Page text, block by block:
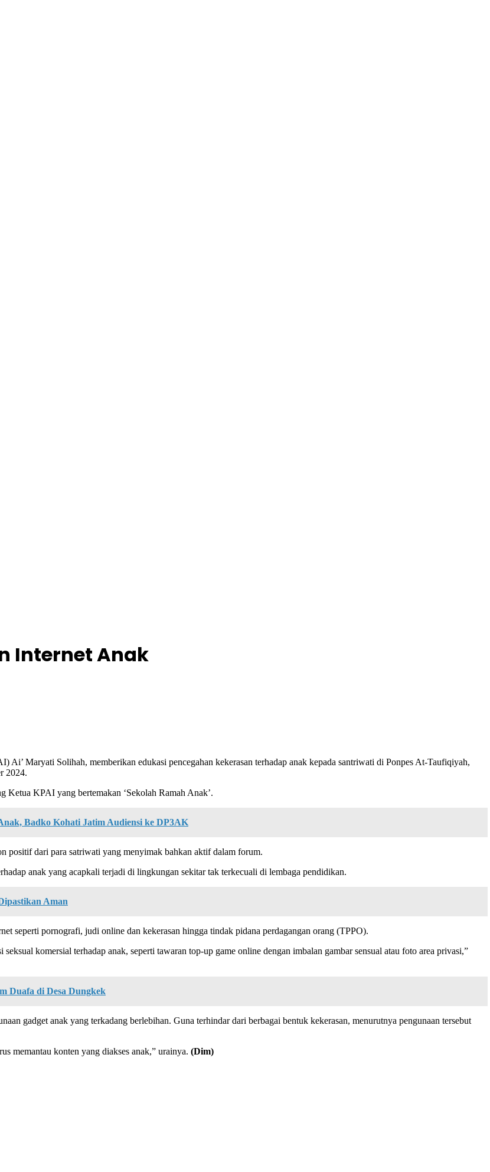
Internet Anak
Maryati Solihah, memberikan edukasi pencegahan kekerasan terhadap anak kepada santriwati di Ponpes At-Taufiqiyah,
2024.
Ketua KPAI yang bertemakan ‘Sekolah Ramah Anak’.
Badko Kohati Jatim Audiensi ke DP3AK
positif dari para satriwati yang menyimak bahkan aktif dalam forum.
anak yang acapkali terjadi di lingkungan sekitar tak terkecuali di lembaga pendidikan.
Aman
seperti pornografi, judi online dan kekerasan hingga tindak pidana perdagangan orang (TPPO).
komersial terhadap anak, seperti tawaran top-up game online dengan imbalan gambar sensual atau foto area privasi,”
Duafa di Desa Dungkek
gadget anak yang terkadang berlebihan. Guna terhindar dari berbagai bentuk kekerasan, menurutnya pengunaan tersebut
memantau konten yang diakses anak,” urainya. (Dim)